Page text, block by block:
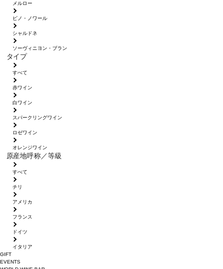
メルロー
ピノ・ノワール
シャルドネ
ソーヴィニヨン・ブラン
タイプ
すべて
赤ワイン
白ワイン
スパークリングワイン
ロゼワイン
オレンジワイン
原産地呼称／等級
すべて
チリ
アメリカ
フランス
ドイツ
イタリア
GIFT
EVENTS